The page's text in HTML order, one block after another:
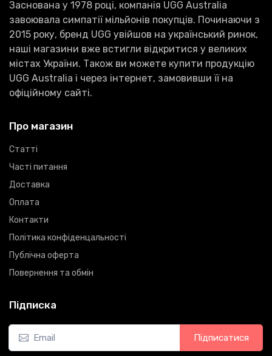
Заснована у 1978 році, компанія UGG Australia
завоювала симпатії мільйонів покупців. Починаючи з
2015 року, бренд UGG увійшов на український ринок,
наші магазини вже встигли відкритися у великих
містах України. Також ви можете купити продукцію
UGG Australia і через інтернет, замовивши її на
офіційному сайті.
Про магазин
Статті
Часті питання
Доставка
Оплата
Контакти
Політика конфіденцальності
Публічна оферта
Повернення та обмін
Підписка
Підписатися